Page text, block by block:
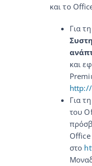
και το
Για
και
Για
του
Office
στο